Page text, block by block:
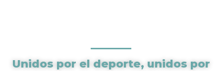
Unidos por el deporte, unidos por